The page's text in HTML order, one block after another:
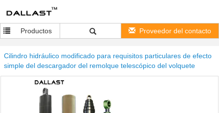
Productos Proveedor del contacto
Cilindro hidráulico modificado para requisitos particulares de efecto
simple del descargador del remolque telescópico del volquete